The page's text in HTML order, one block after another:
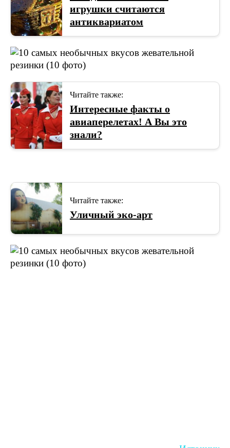
игрушки считаются
антиквариатом
Читайте также:
Интересные факты о
авиаперелетах! А Вы это
знали?
Читайте также:
Уличный эко-арт